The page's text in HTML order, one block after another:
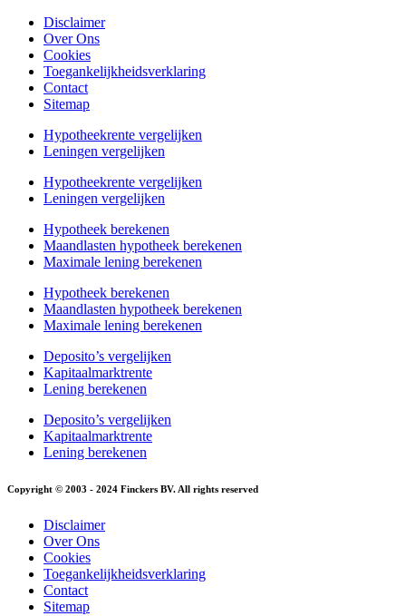
Disclaimer
Over Ons
Cookies
Toegankelijkheidsverklaring
Contact
Sitemap
Hypotheekrente vergelijken
Leningen vergelijken
Hypotheekrente vergelijken
Leningen vergelijken
Hypotheek berekenen
Maandlasten hypotheek berekenen
Maximale lening berekenen
Hypotheek berekenen
Maandlasten hypotheek berekenen
Maximale lening berekenen
Deposito’s vergelijken
Kapitaalmarktrente
Lening berekenen
Deposito’s vergelijken
Kapitaalmarktrente
Lening berekenen
Copyright © 2003 - 2024 Finckers BV. All rights reserved
Disclaimer
Over Ons
Cookies
Toegankelijkheidsverklaring
Contact
Sitemap